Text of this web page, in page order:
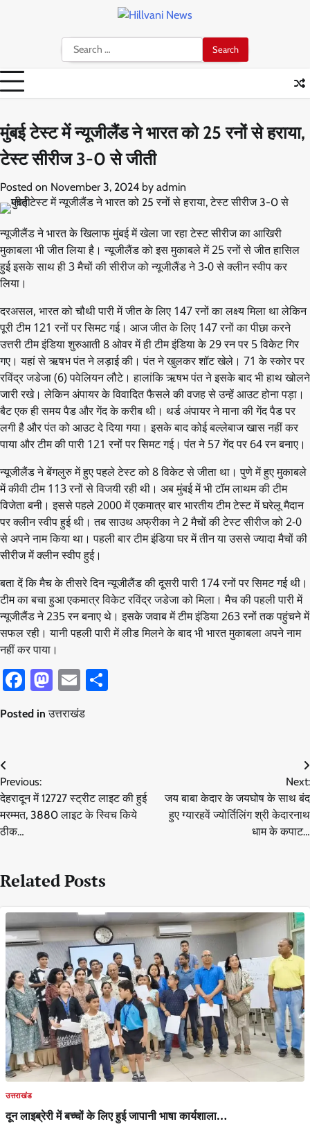
Search
for:
मुंबई टेस्ट में न्यूजीलैंड ने भारत को 25 रनों से हराया,
टेस्ट सीरीज 3-0 से जीती
Posted on November 3, 2024 by admin
न्यूजीलैंड ने भारत के खिलाफ मुंबई में खेला जा रहा टेस्ट सीरीज का आखिरी
मुकाबला भी जीत लिया है। न्यूजीलैंड को इस मुकाबले में 25 रनों से जीत हासिल
हुई इसके साथ ही 3 मैचों की सीरीज को न्यूजीलैंड ने 3-0 से क्लीन स्वीप कर
लिया।
दरअसल, भारत को चौथी पारी में जीत के लिए 147 रनों का लक्ष्य मिला था लेकिन
पूरी टीम 121 रनों पर सिमट गई। आज जीत के लिए 147 रनों का पीछा करने
उत्तरी टीम इंडिया शुरुआती 8 ओवर में ही टीम इंडिया के 29 रन पर 5 विकेट गिर
गए। यहां से ऋषभ पंत ने लड़ाई की। पंत ने खुलकर शॉट खेले। 71 के स्कोर पर
रविंद्र जडेजा (6) पवेलियन लौटे। हालांकि ऋषभ पंत ने इसके बाद भी हाथ खोलने
जारी रखे। लेकिन अंपायर के विवादित फैसले की वजह से उन्हें आउट होना पड़ा।
बैट एक ही समय पैड और गेंद के करीब थी। थर्ड अंपायर ने माना की गेंद पैड पर
लगी है और पंत को आउट दे दिया गया। इसके बाद कोई बल्लेबाज खास नहीं कर
पाया और टीम की पारी 121 रनों पर सिमट गई। पंत ने 57 गेंद पर 64 रन बनाए।
न्यूजीलैंड ने बेंगलुरु में हुए पहले टेस्ट को 8 विकेट से जीता था। पुणे में हुए मुकाबले
में कीवी टीम 113 रनों से विजयी रही थी। अब मुंबई में भी टॉम लाथम की टीम
विजेता बनी। इससे पहले 2000 में एकमात्र बार भारतीय टीम टेस्ट में घरेलू मैदान
पर क्लीन स्वीप हुई थी। तब साउथ अफ्रीका ने 2 मैचों की टेस्ट सीरीज को 2-0
से अपने नाम किया था। पहली बार टीम इंडिया घर में तीन या उससे ज्यादा मैचों की
सीरीज में क्लीन स्वीप हुई।
बता दें कि मैच के तीसरे दिन न्यूजीलैंड की दूसरी पारी 174 रनों पर सिमट गई थी।
टीम का बचा हुआ एकमात्र विकेट रविंद्र जडेजा को मिला। मैच की पहली पारी में
न्यूजीलैंड ने 235 रन बनाए थे। इसके जवाब में टीम इंडिया 263 रनों तक पहुंचने में
सफल रही। यानी पहली पारी में लीड मिलने के बाद भी भारत मुकाबला अपने नाम
नहीं कर पाया।
Facebook
Mastodon
Email
Posted inउत्तराखंड
Post
navigation
Previous:
देहरादून में 12727 स्ट्रीट लाइट की हुई
मरम्मत, 3880 लाइट के स्विच किये
ठीक…
Next:
जय बाबा केदार के जयघोष के साथ बंद
हुए ग्यारहवें ज्योर्तिलिंग श्री केदारनाथ
धाम के कपाट…
Related Posts
उत्तराखंड
दून लाइब्रेरी में बच्चों के लिए हुई जापानी भाषा कार्यशाला…